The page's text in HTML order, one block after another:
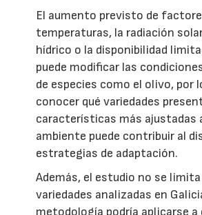
El aumento previsto de
temperaturas, la radiación
hídrico o la disponibilidad
puede modificar las
de especies como el olivo, por
conocer qué variedades
características más ajustadas
ambiente puede contribuir al
estrategias de adaptación.
Además, el estudio no se limita
variedades analizadas en
metodología podría aplicarse